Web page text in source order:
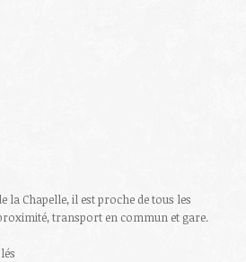
la Chapelle, il est proche de tous les
transport en commun et gare.